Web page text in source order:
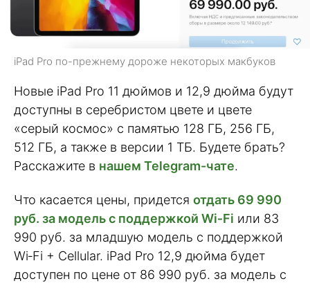
iPad Pro по-прежнему дороже некоторых макбуков
Новые iPad Pro 11 дюймов и 12,9 дюйма будут
доступны в серебристом цвете и цвете
«серый космос» с памятью 128 ГБ, 256 ГБ,
512 ГБ, а также в версии 1 ТБ. Будете брать?
Расскажите в нашем Telegram-чате.
Что касается цены, придется отдать 69 990
руб. за модель с поддержкой Wi‑Fi или 83
990 руб. за младшую модель с поддержкой
Wi‑Fi + Cellular. iPad Pro 12,9 дюйма будет
доступен по цене от 86 990 руб. за модель с